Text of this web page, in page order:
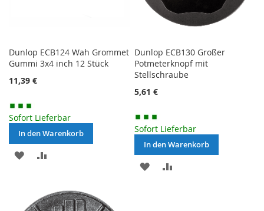
Dunlop ECB124 Wah Grommet
Gummi 3x4 inch 12 Stück
11,39 €
Sofort Lieferbar
In den Warenkorb
MERKEN
HINZUFÜGEN
Dunlop ECB130 Großer
Potmeterknopf mit
Stellschraube
5,61 €
Sofort Lieferbar
In den Warenkorb
MERKEN